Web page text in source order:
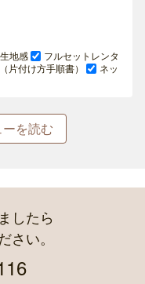
生地感
フルセットレンタ
片付け方手順書）
ネッ
を読む
したら
さい。